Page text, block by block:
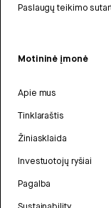
Paslaugų teikimo
Motininė įmonė
Apie mus
Tinklaraštis
Žiniasklaida
Investuotojų ryšiai
Pagalba